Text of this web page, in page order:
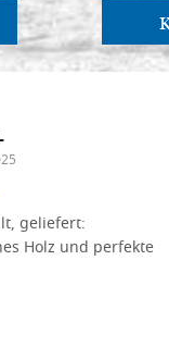
geliefert:
Holz und perfekte